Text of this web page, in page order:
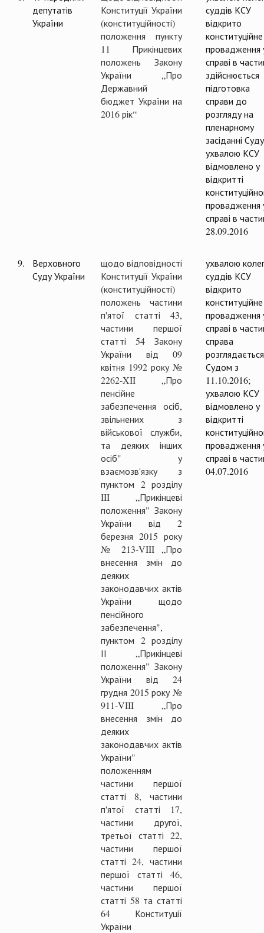
депутатів
України
Конституції України
(конституційності)
положення пункту
11 Прикінцевих
положень Закону
України „Про
Державний
бюджет України на
2016 рік“
суддів КСУ
відкрито
конституційне
провадження
справі в
здійснюється
підготовка
справи до
розгляду на
пленарному
засіданні
ухвалою КСУ
відмовлено у
відкритті
провадження
справі в
28.09.2016
9.
Верховного
Суду України
щодо відповідності
Конституції України
(конституційності)
положень частини
п'ятої статті 43,
частини першої
статті 54 Закону
України від 09
квітня 1992 року №
2262-XII „Про
пенсійне
забезпечення осіб,
звільнених з
військової служби,
та деяких інших
осіб" у
взаємозв'язку з
пунктом 2 розділу
III „Прикінцеві
положення" Закону
України від 2
березня 2015 року
№ 213-VIII „Про
внесення змін до
деяких
законодавчих актів
України щодо
пенсійного
забезпечення",
пунктом 2 розділу
ІІ „Прикінцеві
положення" Закону
України від 24
грудня 2015 року №
911-VIII „Про
внесення змін до
деяких
законодавчих актів
України"
положенням
частини першої
статті 8, частини
п'ятої статті 17,
частини другої,
третьої статті 22,
частини першої
статті 24, частини
першої статті 46,
частини першої
статті 58 та статті
64 Конституції
України
ухвалою
суддів КСУ
відкрито
конституційне
провадження
справі в
справа
розглядається
Судом з
11.10.2016;
ухвалою КСУ
відмовлено у
відкритті
провадження
справі в
04.07.2016